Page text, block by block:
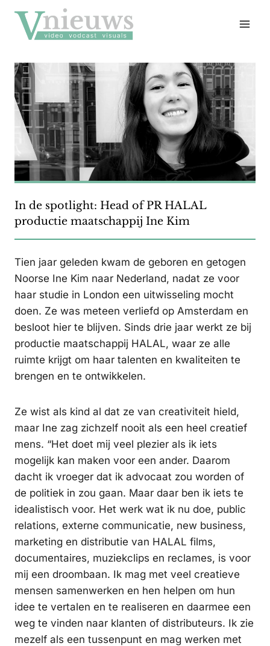
naar
inhoud
In de spotlight: Head of PR HALAL
productie maatschappij Ine Kim
Tien jaar geleden kwam de geboren en getogen
Noorse Ine Kim naar Nederland, nadat ze voor
haar studie in London een uitwisseling mocht
doen. Ze was meteen verliefd op Amsterdam en
besloot hier te blijven. Sinds drie jaar werkt ze bij
productie maatschappij HALAL, waar ze alle
ruimte krijgt om haar talenten en kwaliteiten te
brengen en te ontwikkelen.
Ze wist als kind al dat ze van creativiteit hield,
maar Ine zag zichzelf nooit als een heel creatief
mens. “Het doet mij veel plezier als ik iets
mogelijk kan maken voor een ander. Daarom
dacht ik vroeger dat ik advocaat zou worden of
de politiek in zou gaan. Maar daar ben ik iets te
idealistisch voor. Het werk wat ik nu doe, public
relations, externe communicatie, new business,
marketing en distributie van HALAL films,
documentaires, muziekclips en reclames, is voor
mij een droombaan. Ik mag met veel creatieve
mensen samenwerken en hen helpen om hun
idee te vertalen en te realiseren en daarmee een
weg te vinden naar klanten of distributeurs. Ik zie
mezelf als een tussenpunt en mag werken met